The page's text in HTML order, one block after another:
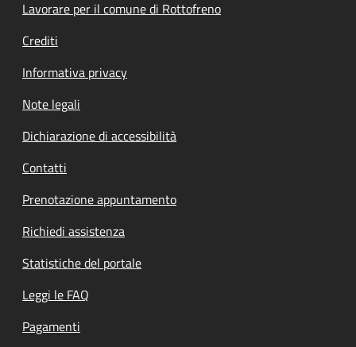
Lavorare per il comune di Rottofreno
Crediti
Informativa privacy
Note legali
Dichiarazione di accessibilità
Contatti
Prenotazione appuntamento
Richiedi assistenza
Statistiche del portale
Leggi le FAQ
Pagamenti